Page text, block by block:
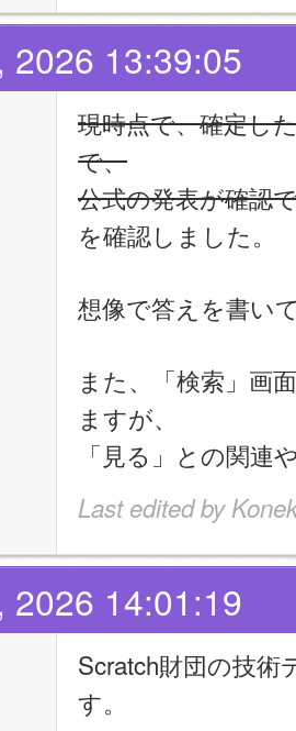
2026 13:39:05
現時点で、確定し
で、
公式の発表が確認
を確認しました。
想像で答えを書い
また、「検索」画
ますが、
「見る」との関
Last edited by
2026 14:01:19
Scratch財団の技術
す。